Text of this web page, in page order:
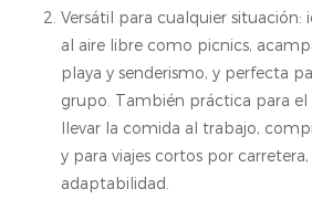
Versátil para cualquier situación:
al aire libre como picnics,
playa y senderismo, y perfecta
grupo. También práctica para el
llevar la comida al trabajo,
y para viajes cortos por
adaptabilidad.